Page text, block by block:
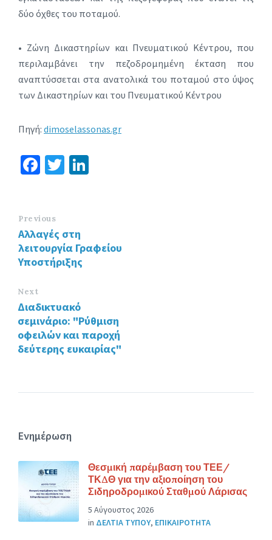
δύο όχθες του ποταμού.
• Ζώνη Δικαστηρίων και Πνευματικού Κέντρου, που
περιλαμβάνει την πεζοδρομημένη έκταση που
αναπτύσσεται στα ανατολικά του ποταμού στο ύψος
των Δικαστηρίων και του Πνευματικού Κέντρου
Πηγή: dimoselassonas.gr
Fa
o
o
k
T
n
Previous
Αλλαγές στη
λειτουργία Γραφείου
Υποστήριξης
Next
Διαδικτυακό
σεμινάριο: "Ρύθμιση
οφειλών και παροχή
δεύτερης ευκαιρίας"
Ενημέρωση
Θεσμική παρέμβαση του ΤΕΕ/
ΤΚΔΘ για την αξιοποίηση του
Σιδηροδρομικού Σταθμού Λάρισας
5 Αύγουστος 2026
in ΔΕΛΤΙΑ ΤΥΠΟΥ, ΕΠΙΚΑΙΡΟΤΗΤΑ